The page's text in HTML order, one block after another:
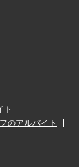
ト
のアルバイト